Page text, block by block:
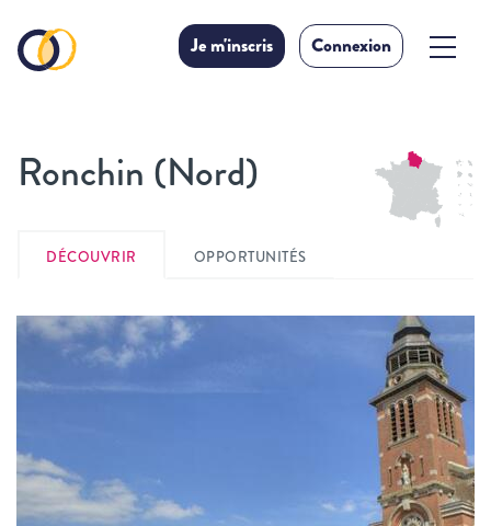
Je m'inscris Connexion
Ronchin (Nord)
DÉCOUVRIR OPPORTUNITÉS